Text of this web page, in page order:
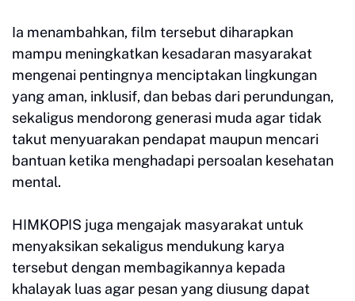
Ia menambahkan, film tersebut diharapkan
mampu meningkatkan kesadaran masyarakat
mengenai pentingnya menciptakan lingkungan
yang aman, inklusif, dan bebas dari perundungan,
sekaligus mendorong generasi muda agar tidak
takut menyuarakan pendapat maupun mencari
bantuan ketika menghadapi persoalan kesehatan
mental.
HIMKOPIS juga mengajak masyarakat untuk
menyaksikan sekaligus mendukung karya
tersebut dengan membagikannya kepada
khalayak luas agar pesan yang diusung dapat